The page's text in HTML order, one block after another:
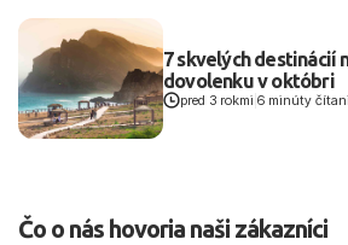
7 skvelých destinácií
dovolenku v októbri
pred 3 rokmi 6 minúty
Čo o nás hovoria naši zákazníci